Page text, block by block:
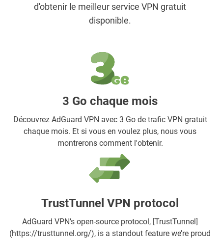
d'obtenir le meilleur service VPN gratuit
disponible.
3 Go chaque mois
Découvrez AdGuard VPN avec 3 Go de trafic VPN gratuit
chaque mois. Et si vous en voulez plus, nous vous
montrerons comment l'obtenir.
TrustTunnel VPN protocol
AdGuard VPN’s open-source protocol, [TrustTunnel]
(https://trusttunnel.org/), is a standout feature we’re proud